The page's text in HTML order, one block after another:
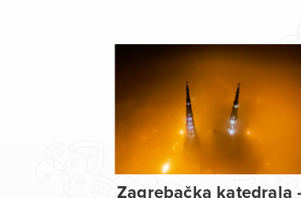
Zagrebačka katedrala